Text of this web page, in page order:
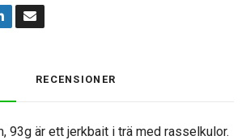
RECENSIONER
93g är ett jerkbait i trä med rasselkulor.